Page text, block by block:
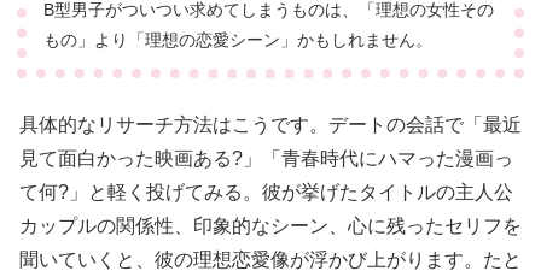
B型男子がついつい求めてしまうものは、「理想の女性その
もの」より「理想の恋愛シーン」かもしれません。
具体的なリサーチ方法はこうです。デートの会話で「最近
見て面白かった映画ある?」「青春時代にハマった漫画っ
て何?」と軽く投げてみる。彼が挙げたタイトルの主人公
カップルの関係性、印象的なシーン、心に残ったセリフを
聞いていくと、彼の理想恋愛像が浮かび上がります。たと